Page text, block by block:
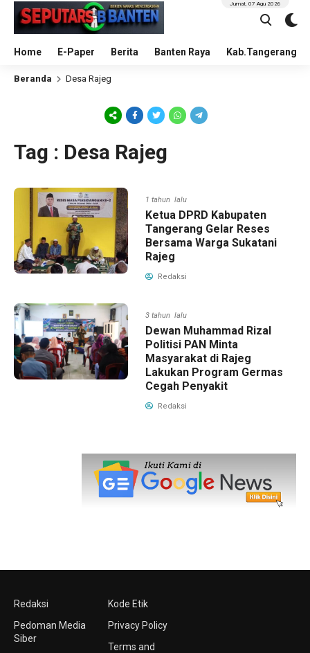
Home E-Paper Berita Banten Raya Kab.Tangerang
Jumat, 07 Agu 2026
Beranda Desa Rajeg
Tag : Desa Rajeg
1 tahun lalu
Ketua DPRD Kabupaten
Tangerang Gelar Reses
Bersama Warga Sukatani
Rajeg
Redaksi
3 tahun lalu
Dewan Muhammad Rizal
Politisi PAN Minta
Masyarakat di Rajeg
Lakukan Program Germas
Cegah Penyakit
Redaksi
Redaksi
Pedoman Media
Siber
Kode Etik
Privacy Policy
Terms and